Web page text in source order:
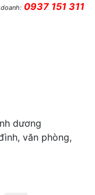
0937 151 311
dương
văn phòng,